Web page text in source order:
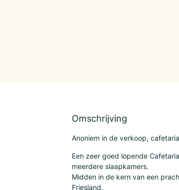
Omschrijving
Anoniem in de verkoop,
Een zeer goed lopende
meerdere slaapkamers.
Midden in de kern van een
Friesland.